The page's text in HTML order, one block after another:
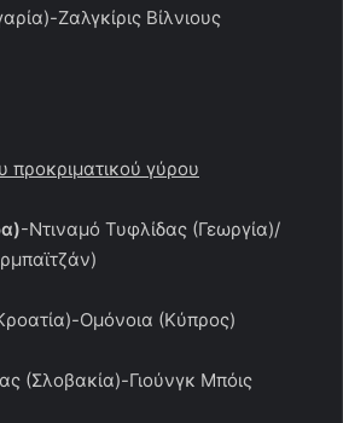
Ζαλγκίρις Βίλνιους
γύρου
-Ντιναμό Τυφλίδας (Γεωργία)/
Ομόνοια (Κύπρος)
(Σλοβακία)-Γιούνγκ Μπόις